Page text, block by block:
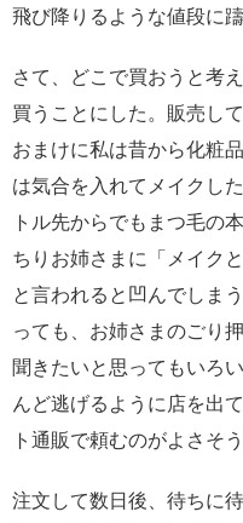
飛び降りるような値段に
さて、どこで買おうと考
買うことにした。販売し
おまけに私は昔から化粧
は気合を入れてメイクし
トル先からでもまつ毛の
ちりお姉さまに「メイク
と言われると凹んでしま
っても、お姉さまのごり
聞きたいと思ってもいろ
んど逃げるように店を出
ト通販で頼むのがよさそう
注文して数日後、待ちに